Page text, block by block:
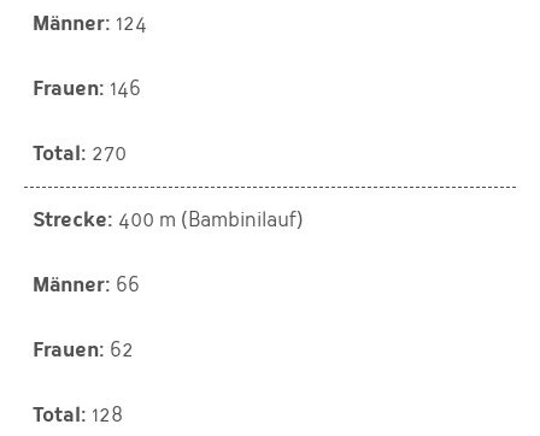
124
146
270
400 m (Bambinilauf)
66
62
128